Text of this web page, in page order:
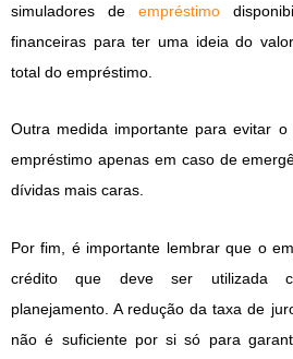
simuladores de empréstimo
financeiras para ter uma ideia do
total do empréstimo.
Outra medida importante para evitar
empréstimo apenas em caso de
dívidas mais caras.
Por fim, é importante lembrar que o
crédito que deve ser utilizada
planejamento. A redução da taxa de
não é suficiente por si só para